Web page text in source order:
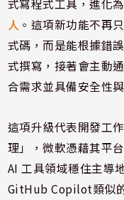
式寫程式工具，進化
人 。這項新功能不再
式碼，而是能根據錯
式撰寫，接著會主動
合需求並具備安全性
這項升級代表開發工
理」，微軟憑藉其平
AI 工具領域穩住主導
GitHub Copilot類似